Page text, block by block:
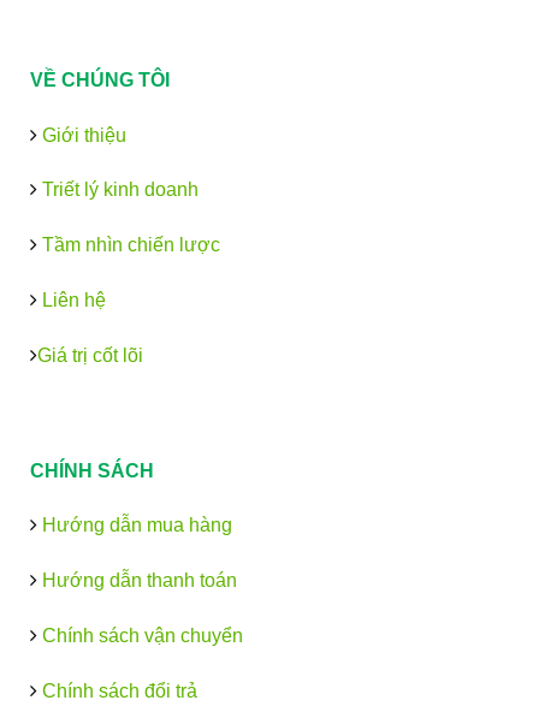
VỀ CHÚNG TÔI
Giới thiệu
Triết lý kinh doanh
Tầm nhìn chiến lược
Liên hệ
Giá trị cốt lõi
CHÍNH SÁCH
Hướng dẫn mua hàng
Hướng dẫn thanh toán
Chính sách vận chuyển
Chính sách đổi trả